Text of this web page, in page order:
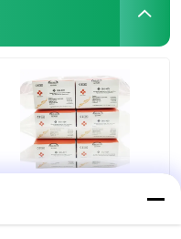
Epstein Barr Virus EBV